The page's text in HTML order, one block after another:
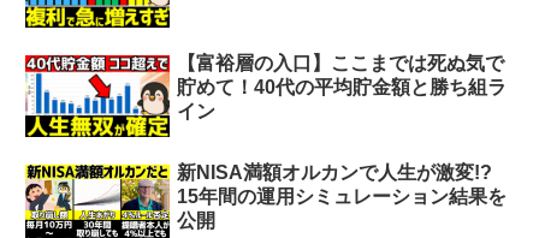
【富裕層の入口】ここまでは死ぬ気で
貯めて！40代の平均貯金額と勝ち組ラ
イン
新NISA満額オルカンで人生が激変!?
15年間の運用シミュレーション結果を
公開